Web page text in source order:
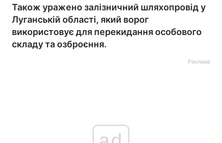
Також уражено залізничний шляхопровід у
Луганській області, який ворог
використовує для перекидання особового
складу та озброєння.
Реклама